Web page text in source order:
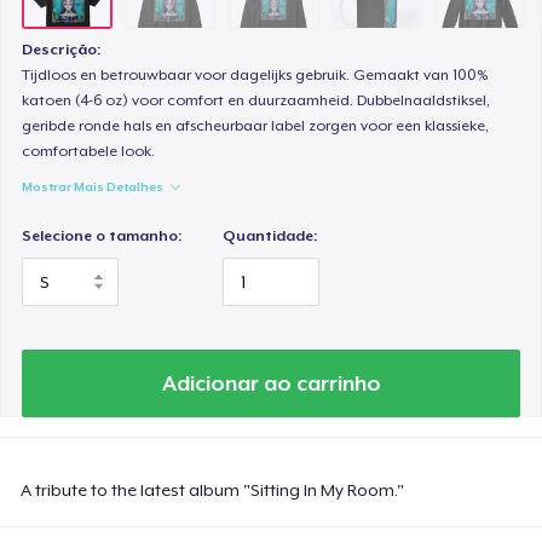
Descrição:
Tijdloos en betrouwbaar voor dagelijks gebruik. Gemaakt van 100%
katoen (4-6 oz) voor comfort en duurzaamheid. Dubbelnaaldstiksel,
geribde ronde hals en afscheurbaar label zorgen voor een klassieke,
comfortabele look.
Mostrar Mais Detalhes
Selecione o tamanho: Quantidade:
Adicionar ao carrinho
A tribute to the latest album "Sitting In My Room."